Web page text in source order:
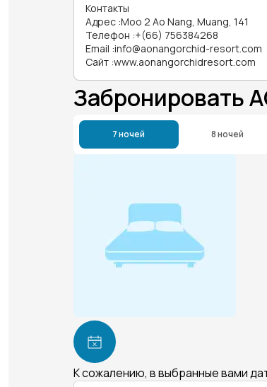
Контакты
Адрес :Moo 2 Ao Nang, Muang, 141
Телефон :+(66) 756384268
Email :info@aonangorchid-resort.com
Сайт :www.aonangorchidresort.com
Забронировать
7 ночей 8 ночей
К сожалению, в выбранные вами